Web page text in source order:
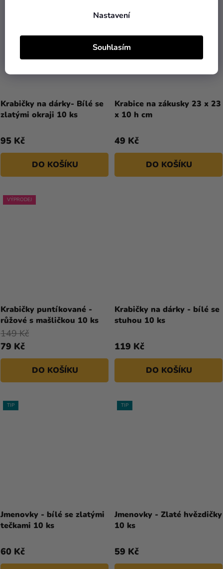
Nastavení
Souhlasím
Krabičky na dárky- Bílé se
zlatými okraji 10 ks
95 Kč
DO KOŠÍKU
Krabice na zákusky 23 x 23
x 10 h cm
49 Kč
DO KOŠÍKU
VÝPRODEJ
Krabičky puntíkované -
růžové s mašličkou 10 ks
hodnocení
produktu
5
hvězdiček.
79 Kč
149 Kč
DO KOŠÍKU
Krabičky na dárky - bílé se
stuhou 10 ks
119 Kč
DO KOŠÍKU
TIP
Jmenovky - bílé se zlatými
tečkami 10 ks
60 Kč
TIP
Jmenovky - Zlaté hvězdičky
10 ks
59 Kč